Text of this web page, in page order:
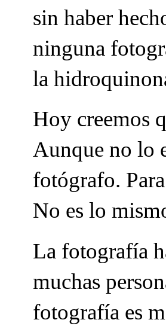
sin haber
ninguna
la
Hoy creemos
Aunque no lo
fotógrafo.
No es lo
La fotografía
muchas
fotografía es